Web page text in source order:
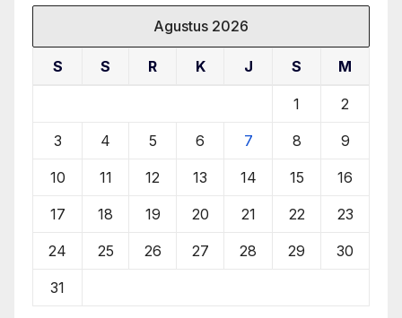
Agustus 2026
S S R K J S M
1 2
3 4 5 6 7 8 9
10 11 12 13 14 15 16
17 18 19 20 21 22 23
24 25 26 27 28 29 30
31